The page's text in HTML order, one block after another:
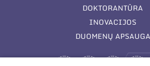
DOKTORANTŪRA
INOVACIJOS
DUOMENŲ APSAUGA